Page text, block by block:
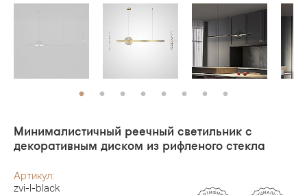
Минималистичный реечный светильник с
декоративным диском из рифленого стекла
Артикул:
zvi-l-black